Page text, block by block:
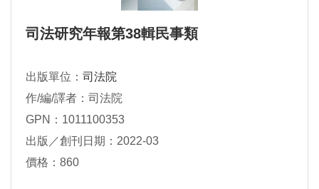
司法研究年報第38輯民事類
出版單位： 司法院
作/編/譯者：司法院
GPN：1011100353
出版／創刊日期：2022-03
價格：860